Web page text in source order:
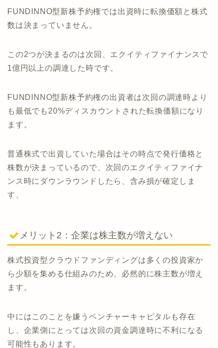
FUNDINNO型新株予約権では出資時に転換価額と株式
数は決まっていません。
この2つが決まるのは次回、エクイティファイナンスで
1億円以上の調達した時です。
FUNDINNO型新株予約権の出資者は次回の調達時より
も最低でも20%ディスカウントされた転換価額になり
ます。
普通株式で出資していた場合はその時点で発行価格と
株数が決まっているので、次回のエクイティファイナ
ンス時にダウンラウンドしたら、含み損が確定しま
す、
メリット2：企業は株主数が増えない
株式投資型クラウドファンディングは多くの投資家か
ら少額を集める仕組みのため、必然的に株主数が増え
ます。
中にはこのことを嫌うベンチャーキャピタルも存在
し、企業側にとっては次回の資金調達時に不利になる
可能性もあります。